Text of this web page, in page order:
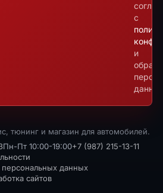
с
и
тюнинг и магазин для автомобилей.
Пн-Пт 10:00-19:00+7 (987) 215-13-11
данных
сайтов